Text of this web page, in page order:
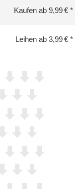
Kaufen ab 9,99 €
Leihen ab 3,99 €